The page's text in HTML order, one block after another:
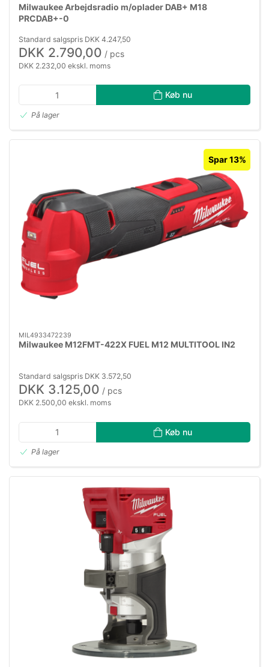
Milwaukee Arbejdsradio m/oplader DAB+ M18
PRCDAB+-0
Standard salgspris DKK 4.247,50
DKK 2.790,00 / pcs
DKK 2.232,00 ekskl. moms
Køb nu
På lager
Spar 13%
MIL4933472239
Milwaukee M12FMT-422X FUEL M12 MULTITOOL IN2
Standard salgspris DKK 3.572,50
DKK 3.125,00 / pcs
DKK 2.500,00 ekskl. moms
Køb nu
På lager